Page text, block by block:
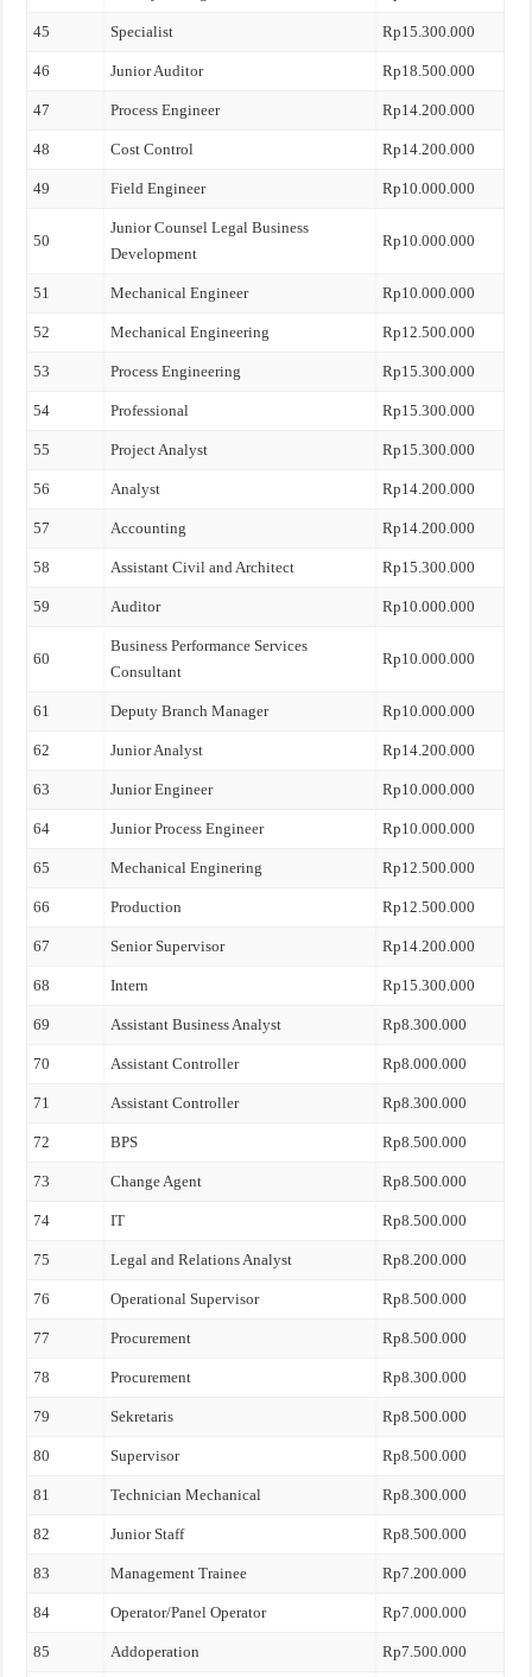
45 Specialist Rp15.300.000
46 Junior Auditor Rp18.500.000
47 Process Engineer Rp14.200.000
48 Cost Control Rp14.200.000
49 Field Engineer Rp10.000.000
50
Junior Counsel Legal Business
Development
Rp10.000.000
51 Mechanical Engineer Rp10.000.000
52 Mechanical Engineering Rp12.500.000
53 Process Engineering Rp15.300.000
54 Professional Rp15.300.000
55 Project Analyst Rp15.300.000
56 Analyst Rp14.200.000
57 Accounting Rp14.200.000
58 Assistant Civil and Architect Rp15.300.000
59 Auditor Rp10.000.000
60
Business Performance Services
Consultant
Rp10.000.000
61 Deputy Branch Manager Rp10.000.000
62 Junior Analyst Rp14.200.000
63 Junior Engineer Rp10.000.000
64 Junior Process Engineer Rp10.000.000
65 Mechanical Enginering Rp12.500.000
66 Production Rp12.500.000
67 Senior Supervisor Rp14.200.000
68 Intern Rp15.300.000
69 Assistant Business Analyst Rp8.300.000
70 Assistant Controller Rp8.000.000
71 Assistant Controller Rp8.300.000
72 BPS Rp8.500.000
73 Change Agent Rp8.500.000
74 IT Rp8.500.000
75 Legal and Relations Analyst Rp8.200.000
76 Operational Supervisor Rp8.500.000
77 Procurement Rp8.500.000
78 Procurement Rp8.300.000
79 Sekretaris Rp8.500.000
80 Supervisor Rp8.500.000
81 Technician Mechanical Rp8.300.000
82 Junior Staff Rp8.500.000
83 Management Trainee Rp7.200.000
84 Operator/Panel Operator Rp7.000.000
85 Addoperation Rp7.500.000